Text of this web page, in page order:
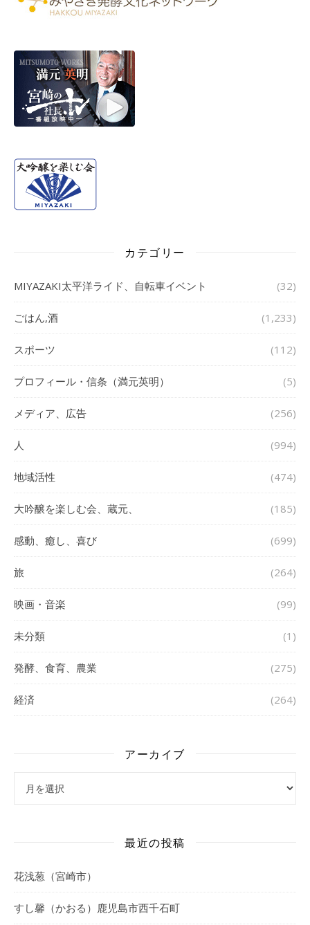
カテゴリー
MIYAZAKI太平洋ライド、自転車イベント (32)
ごはん,酒 (1,233)
スポーツ (112)
プロフィール・信条（満元英明） (5)
メディア、広告 (256)
人 (994)
地域活性 (474)
大吟醸を楽しむ会、蔵元、 (185)
感動、癒し、喜び (699)
旅 (264)
映画・音楽 (99)
未分類 (1)
発酵、食育、農業 (275)
経済 (264)
アーカイブ
最近の投稿
花浅葱（宮崎市）
すし馨（かおる）鹿児島市西千石町